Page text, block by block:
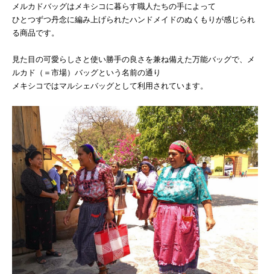
メルカドバッグはメキシコに暮らす職人たちの手によって
ひとつずつ丹念に編み上げられたハンドメイドのぬくもりが感じられ
る商品です。
見た目の可愛らしさと使い勝手の良さを兼ね備えた万能バッグで、メ
ルカド（＝市場）バッグという名前の通り
メキシコではマルシェバッグとして利用されています。